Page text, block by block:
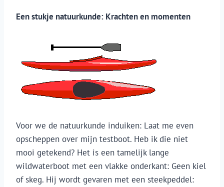
Een stukje natuurkunde: Krachten en momenten
Voor we de natuurkunde induiken: Laat me even
opscheppen over mijn testboot. Heb ik die niet
mooi getekend? Het is een tamelijk lange
wildwaterboot met een vlakke onderkant: Geen kiel
of skeg. Hij wordt gevaren met een steekpeddel: